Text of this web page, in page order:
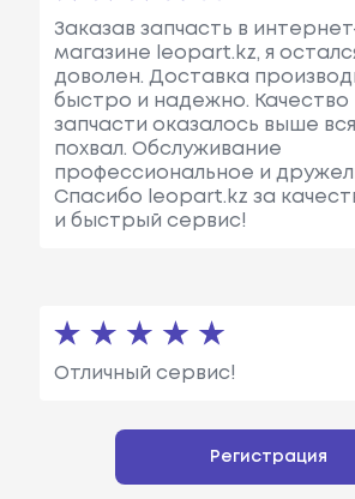
Заказав запчасть в
магазине leopart.kz, я
доволен. Доставка
быстро и надежно. Качество
запчасти оказалось выше
похвал. Обслуживание
профессиональное и
Спасибо leopart.kz за
и быстрый сервис!
Отличный сервис!
Регистрация